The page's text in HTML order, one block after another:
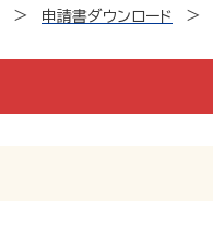
申請書ダウンロード